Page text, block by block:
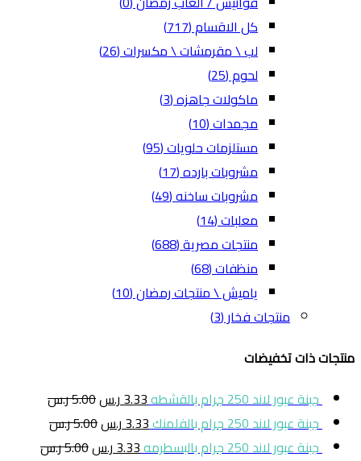
كل الاقسام(717)
لب \ مقرمشات \ مكسرات(26)
لحوم(25)
ماكولات جاهزه(3)
مجمدات(10)
مستلزمات حلويات(95)
مشروبات بارده(17)
مشروبات ساخنه(49)
معلبات(14)
منتجات مصرية(688)
منظفات(68)
ياميش \ منتجات رمضان(10)
منتجات فخار(3)
منتجات ذات تخفيضات
جبنة عبور لاند 250 جرام بالقشطه
3.33ر.س5.00ر.س
جبنة عبور لاند 250 جرام بالفلمنك
3.33ر.س5.00ر.س
جبنة عبور لاند 250 جرام بالبسطرمه
3.33ر.س5.00ر.س